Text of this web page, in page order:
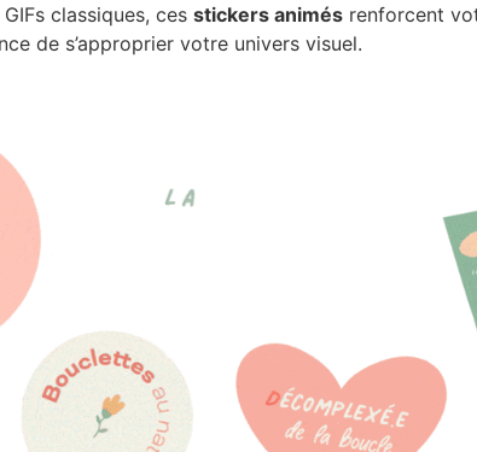
classiques, ces stickers animés renforcent
de s’approprier votre univers visuel.